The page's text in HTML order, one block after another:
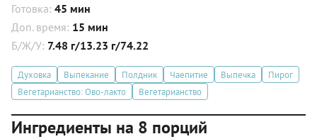
Готовка: 45 мин
Доп. время: 15 мин
Б/Ж/У: 7.48 г/13.23 г/74.22
Духовка Выпекание Полдник Чаепитие Выпечка
Пирог
Вегетарианство: Ово-лакто
Вегетарианство
Ингредиенты на 8 порций